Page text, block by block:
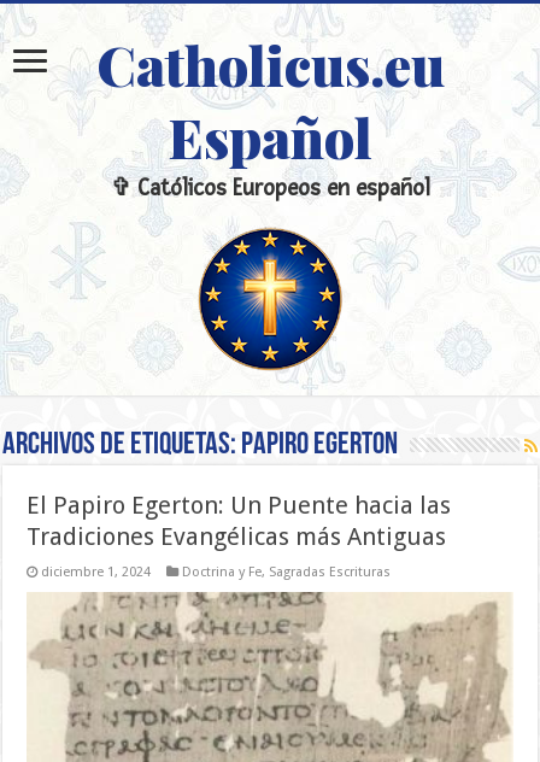
Catholicus.eu
Español
✞ Católicos Europeos en español
Archivos de etiquetas: Papiro Egerton
El Papiro Egerton: Un Puente hacia las
Tradiciones Evangélicas más Antiguas
diciembre 1, 2024 Doctrina y Fe, Sagradas Escrituras